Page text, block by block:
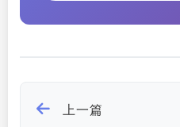
上一篇